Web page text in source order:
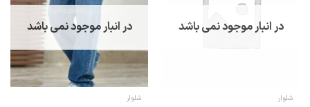
در انبار موجود نمی باشد
شلوار
در انبار موجود نمی باشد
شلوار